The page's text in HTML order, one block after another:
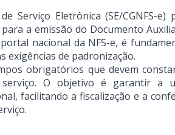
Serviço Eletrônica (SE/CGNFS-e)
a emissão do Documento
nacional da NFS-e, é
exigências de padronização.
obrigatórios que devem
O objetivo é garantir a
facilitando a fiscalização e a